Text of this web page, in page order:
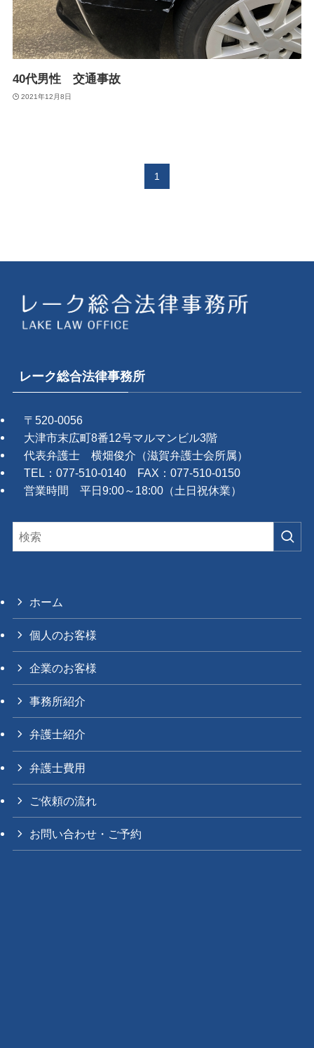
40代男性 交通事故
2021年12月8日
1
レーク総合法律事務所
〒520-0056
大津市末広町8番12号マルマンビル3階
代表弁護士 横畑俊介（滋賀弁護士会所属）
TEL：077-510-0140 FAX：077-510-0150
営業時間 平日9:00～18:00（土日祝休業）
ホーム
個人のお客様
企業のお客様
事務所紹介
弁護士紹介
弁護士費用
ご依頼の流れ
お問い合わせ・ご予約